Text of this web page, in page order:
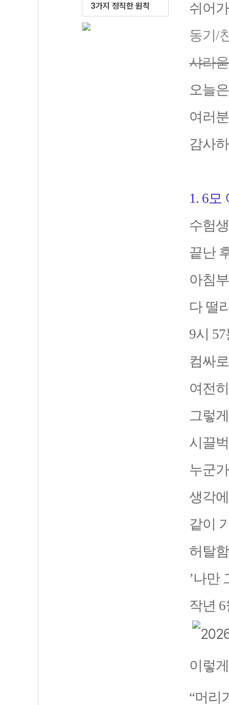
3가지 정직한 원칙
쉬어
동기/
샤라
오늘
여러
감사
1. 6모
수험
끝난
아침
다 떨
9시
컴싸
여전
그렇
시끌
누군
생각
같이
허탈
’나만
작년
이렇
“머리